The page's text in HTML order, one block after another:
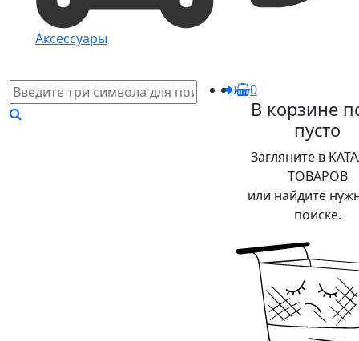
Аксессуары
0
В корзине
пусто
Загляните в
ТОВАРОВ
или найдите
поиске.